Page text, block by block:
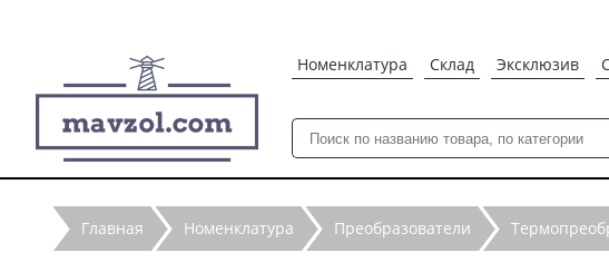
Номенклатура Склад Эксклюзив
Главная Номенклатура Преобразователи